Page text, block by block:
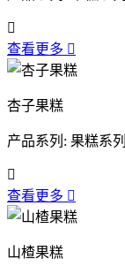

查看更多 
杏子果糕
产品系列: 果糕系列

查看更多 
山楂果糕